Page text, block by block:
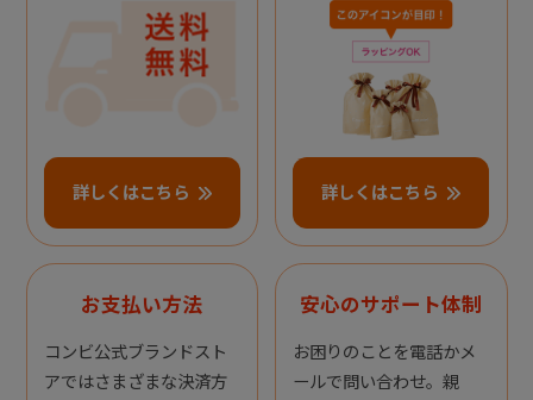
詳しくはこちら 詳しくはこちら
お支払い方法
コンビ公式ブランドスト
アではさまざまな決済方
安心のサポート体制
お困りのことを電話かメ
ールで問い合わせ。親